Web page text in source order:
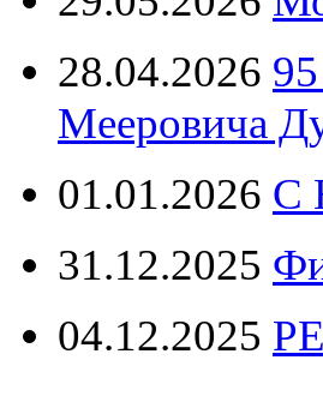
28.04.2026
Мееровича
01.01.2026 С
31.12.2025
04.12.2025